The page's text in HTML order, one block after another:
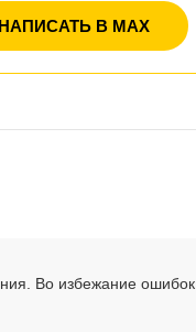
В MAX
Во избежание ошибок